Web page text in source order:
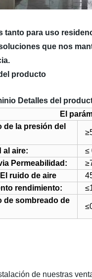
tanto para uso
que nos
producto
Detalles del
El
de la presión del
al aire:
≤
Permeabilidad:
ruido de aire
rendimiento:
de sombreado de
de nuestras